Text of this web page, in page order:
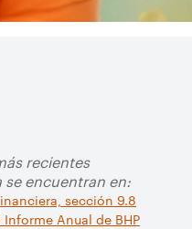
recientes
se encuentran en:
sección 9.8
Anual de BHP